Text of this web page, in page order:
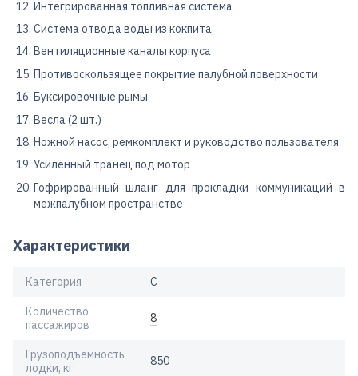
Интегрированная топливная система
Система отвода воды из кокпита
Вентиляционные каналы корпуса
Противоскользящее покрытие палубной поверхности
Буксировочные рымы
Весла (2 шт.)
Ножной насос, ремкомплект и руководство пользователя
Усиленный транец под мотор
Гофрированный шланг для прокладки коммуникаций в
межпалубном пространстве
Характеристики
Категория C
Количество
пассажиров
8
Грузоподъемность
лодки, кг
850